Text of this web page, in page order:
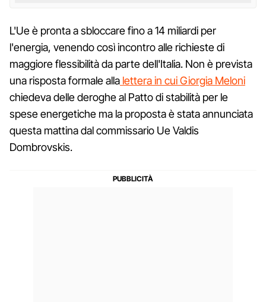
L'Ue è pronta a sbloccare fino a 14 miliardi per
l'energia, venendo così incontro alle richieste di
maggiore flessibilità da parte dell'Italia. Non è prevista
una risposta formale alla lettera in cui Giorgia Meloni
chiedeva delle deroghe al Patto di stabilità per le
spese energetiche ma la proposta è stata annunciata
questa mattina dal commissario Ue Valdis
Dombrovskis.